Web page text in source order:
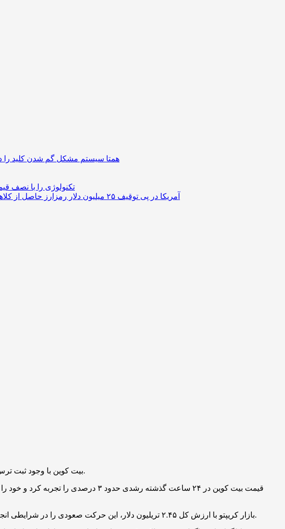
همتا سیستم مشکل گم شدن کلید را
تکنولوژی را با نصف
آمریکا در پی توقیف ۲۵ میلیون دلار رمزارز حاصل از کلاهبرداری‌های عاشقانه است
بیت کوین با وجود ثبت ترس شدید در بازار، با یک حرکت صعودی به محدوده ۶۹ هزار دلار بازگشته است که تحلیلگران آن را نشانه‌ای مثبت می‌دانند.
بازار کریپتو با ارزش کل ۲.۴۵ تریلیون دلار، این حرکت صعودی را در شرایطی انجام داد که تحت فشار نگرانی‌های ژئوپلیتیک و اقتصادی قرار داشت. حجم معاملات نیز در این بازه به ۶۵ میلیارد دلار رسید.